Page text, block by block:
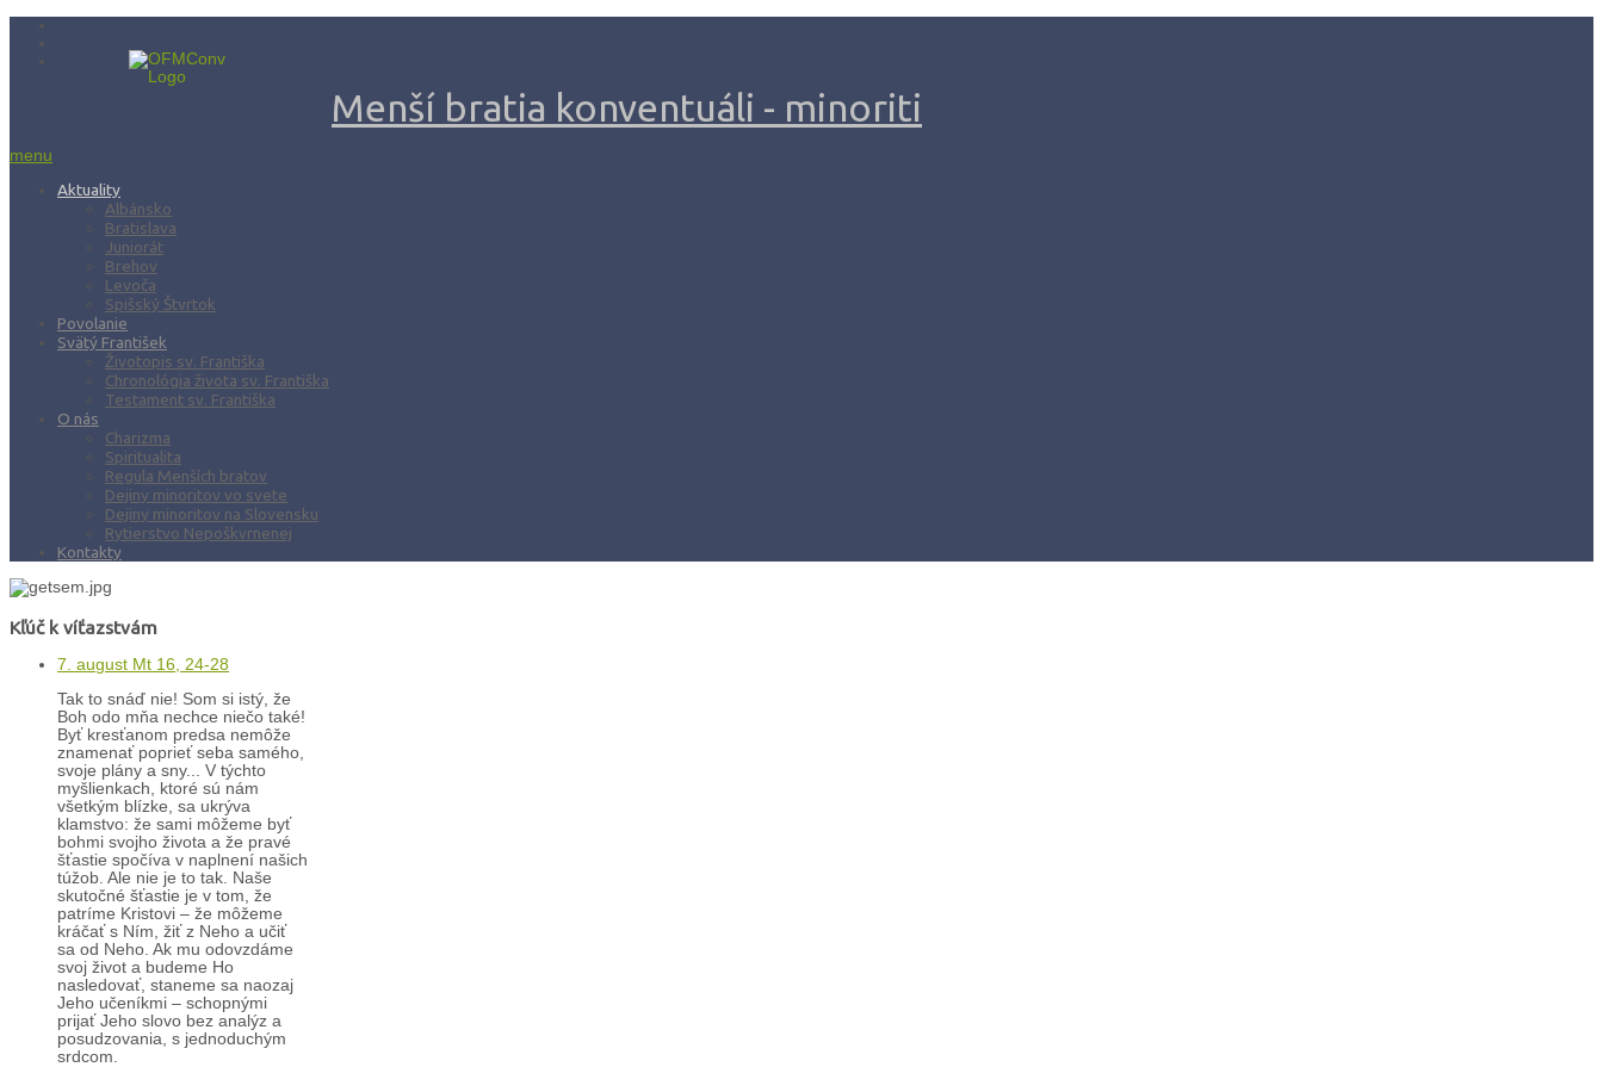
Menší bratia konventuáli - minoriti
menu
Aktuality
Albánsko
Bratislava
Juniorát
Brehov
Levoča
Spišský Štvrtok
Povolanie
Svätý František
Životopis sv. Františka
Chronológia života sv. Františka
Testament sv. Františka
O nás
Charizma
Spiritualita
Regula Menších bratov
Dejiny minoritov vo svete
Dejiny minoritov na Slovensku
Rytierstvo Nepoškvrnenej
Kontakty
Kľúč k víťazstvám
7. august Mt 16, 24-28
Tak to snáď nie! Som si istý, že
Boh odo mňa nechce niečo také!
Byť kresťanom predsa nemôže
znamenať poprieť seba samého,
svoje plány a sny... V týchto
myšlienkach, ktoré sú nám
všetkým blízke, sa ukrýva
klamstvo: že sami môžeme byť
bohmi svojho života a že pravé
šťastie spočíva v naplnení našich
túžob. Ale nie je to tak. Naše
skutočné šťastie je v tom, že
patríme Kristovi – že môžeme
kráčať s Ním, žiť z Neho a učiť
sa od Neho. Ak mu odovzdáme
svoj život a budeme Ho
nasledovať, staneme sa naozaj
Jeho učeníkmi – schopnými
prijať Jeho slovo bez analýz a
posudzovania, s jednoduchým
srdcom.